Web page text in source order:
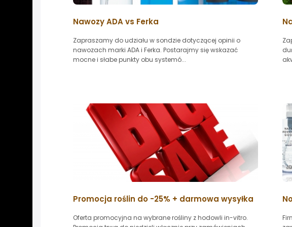
Nawozy ADA vs Ferka
Zapraszamy do udziału w sondzie dotyczącej opinii o
nawozach marki ADA i Ferka. Postarajmy się wskazać
mocne i słabe punkty obu systemó...
Promocja roślin do -25% + darmowa wysyłka
Oferta promocyjna na wybrane rośliny z hodowli in-vitro.